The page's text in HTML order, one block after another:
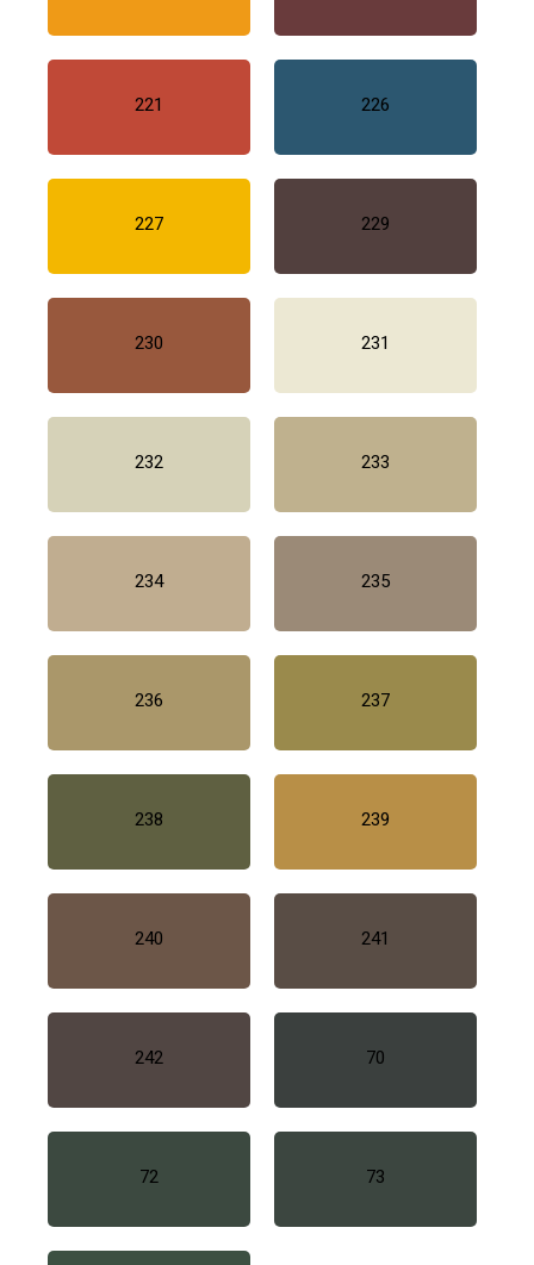
221 226
227 229
230 231
232 233
234 235
236 237
238 239
240 241
242 70
72 73